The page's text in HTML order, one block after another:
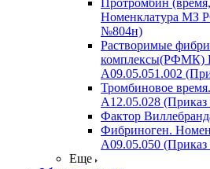
Протромбин
Номенклатура МЗ
№804н)
Растворимые
комплексы(РФМК)
A09.05.051.002
Тромбиновое
A12.05.028
Фактор
Фибриноген.
A09.05.050
Еще